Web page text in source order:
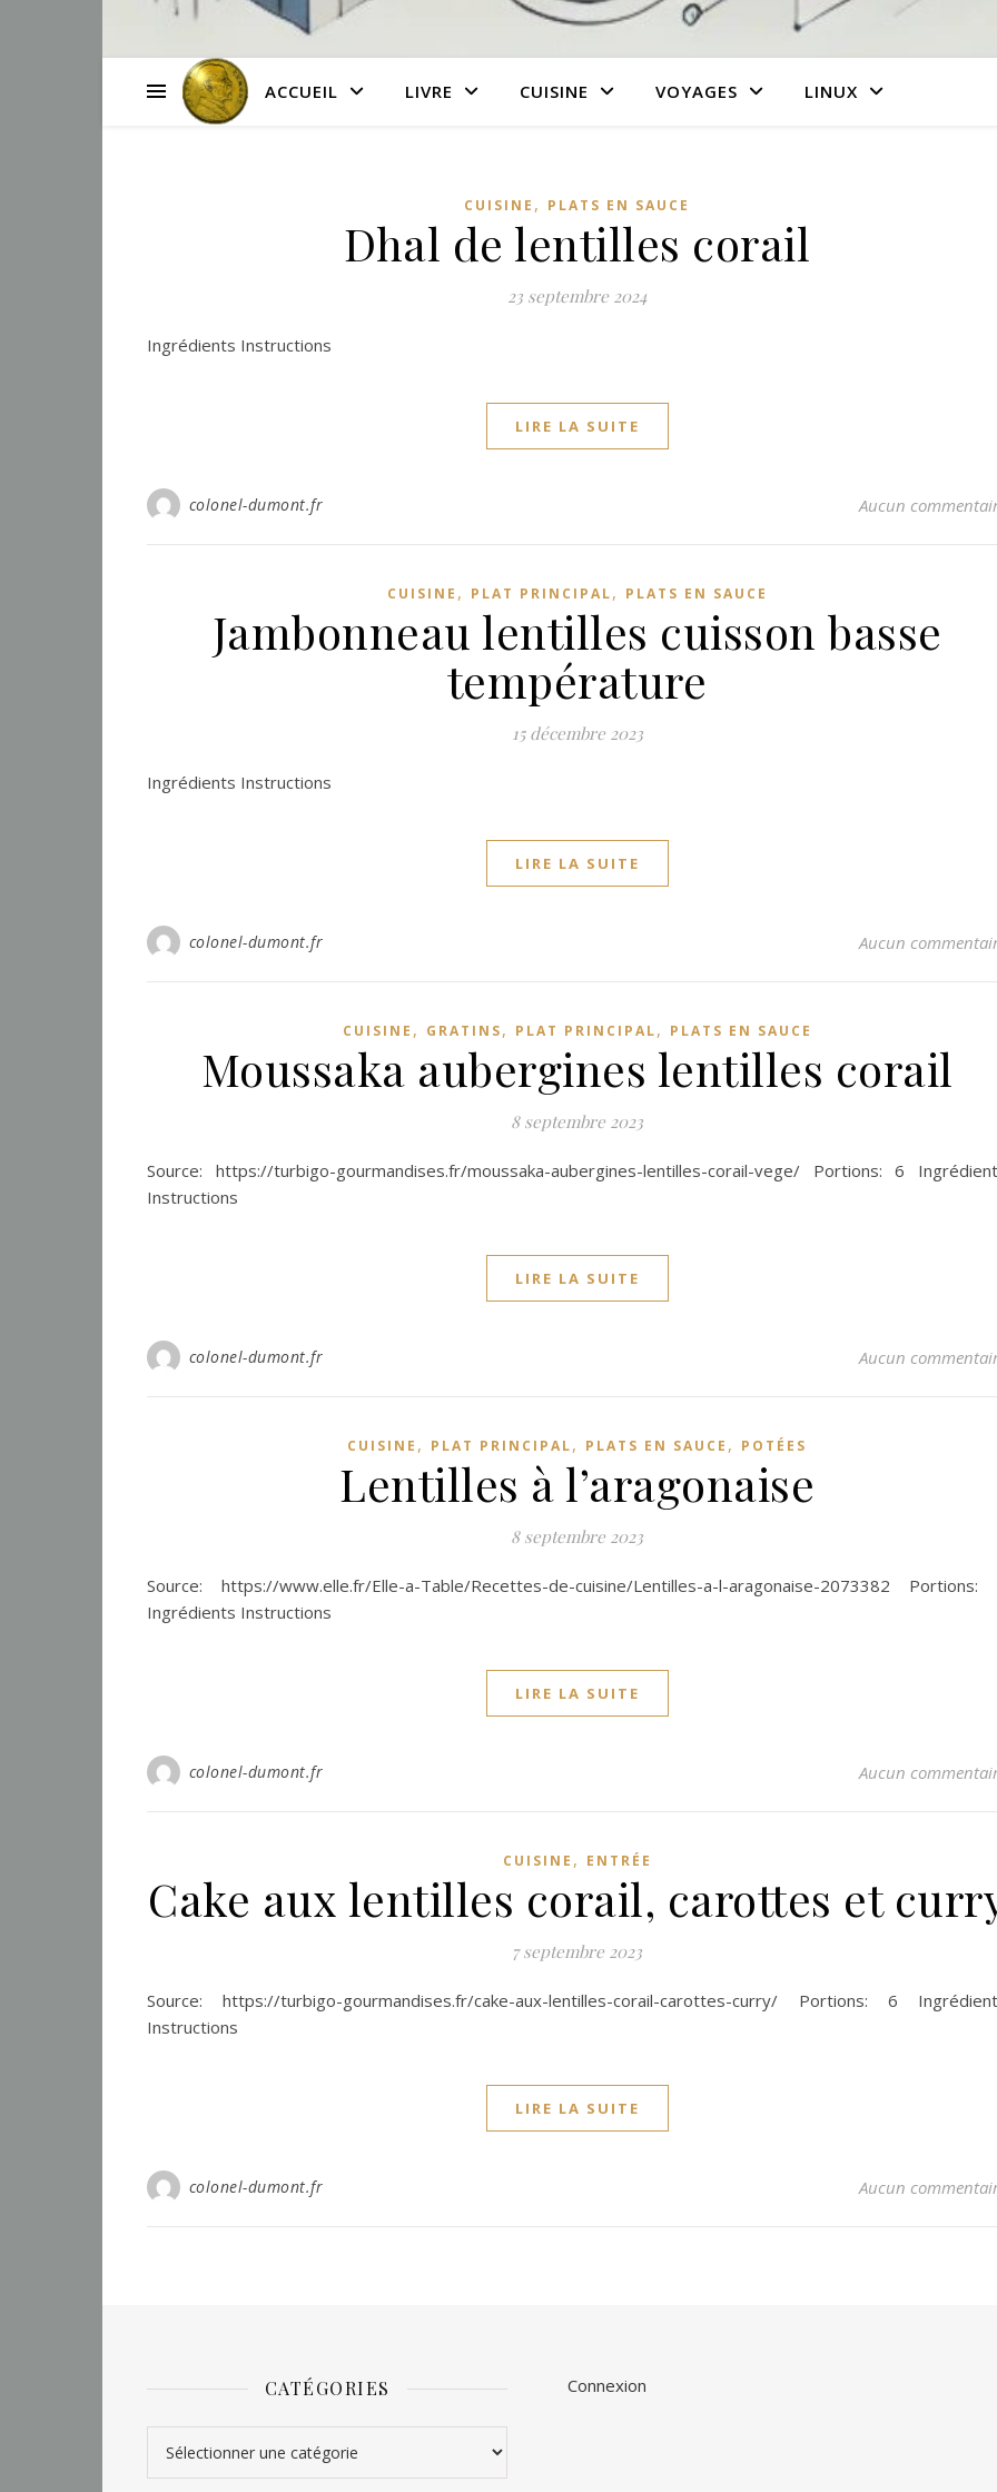
ACCUEIL LIVRE CUISINE VOYAGES LINUX
CUISINE , PLATS EN SAUCE
Dhal de lentilles corail
23 septembre 2024
Ingrédients Instructions
LIRE LA SUITE
colonel-dumont.fr Aucun
CUISINE , PLAT PRINCIPAL, PLATS EN SAUCE
Jambonneau lentilles cuisson basse
température
15 décembre 2023
Ingrédients Instructions
LIRE LA SUITE
colonel-dumont.fr Aucun
CUISINE , GRATINS, PLAT PRINCIPAL, PLATS EN SAUCE
Moussaka aubergines lentilles corail
8 septembre 2023
Source: https://turbigo-gourmandises.fr/moussaka-aubergines-lentilles-corail-vege/ Portions: 6
Instructions
LIRE LA SUITE
colonel-dumont.fr Aucun
CUISINE , PLAT PRINCIPAL, PLATS EN SAUCE , POTÉES
Lentilles à l’aragonaise
8 septembre 2023
Source: https://www.elle.fr/Elle-a-Table/Recettes-de-cuisine/Lentilles-a-l-aragonaise-2073382 Portions:
Ingrédients Instructions
LIRE LA SUITE
colonel-dumont.fr Aucun
CUISINE , ENTRÉE
Cake aux lentilles corail, carottes et
7 septembre 2023
Source: https://turbigo-gourmandises.fr/cake-aux-lentilles-corail-carottes-curry/ Portions: 6
Instructions
LIRE LA SUITE
colonel-dumont.fr Aucun
CATÉGORIES Connexion